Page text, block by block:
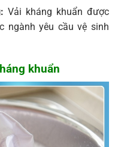
Vải kháng khuẩn được
ngành yêu cầu vệ sinh
khuẩn